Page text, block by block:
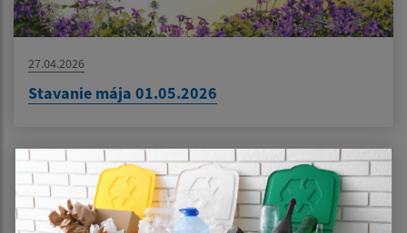
27.04.2026
Stavanie mája 01.05.2026